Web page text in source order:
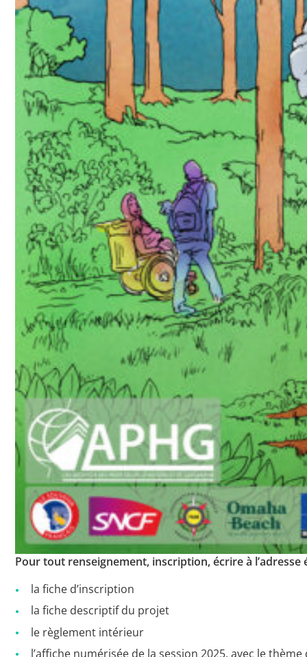
Pour tout renseignement, inscription, écrire à l’adresse
la fiche d’inscription
la fiche descriptif du projet
le règlement intérieur
l’affiche numérisée de la session 2025, avec le thème